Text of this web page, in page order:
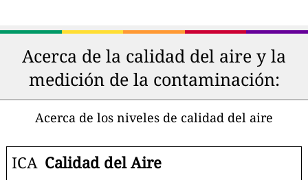
Acerca de la calidad del aire y la
medición de la contaminación:
Acerca de los niveles de calidad del aire
ICA Calidad del Aire